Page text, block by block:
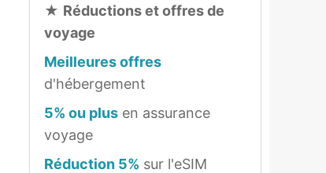
★ Réductions et offres de
voyage
Meilleures offres
d'hébergement
5% ou plus en assurance
voyage
Réduction 5% sur l'eSIM